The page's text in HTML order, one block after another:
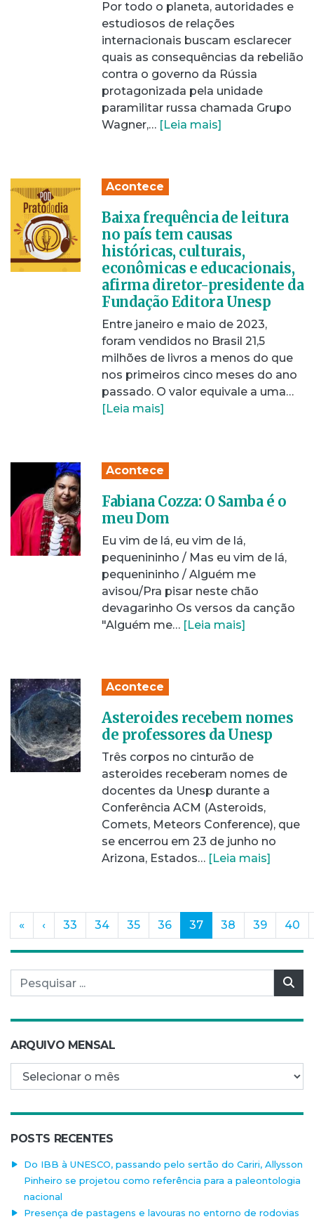
Por todo o planeta, autoridades e
estudiosos de relações
internacionais buscam esclarecer
quais as consequências da rebelião
contra o governo da Rússia
protagonizada pela unidade
paramilitar russa chamada Grupo
Wagner,… [Leia mais]
Acontece
Baixa frequência de leitura
no país tem causas
históricas, culturais,
econômicas e educacionais,
afirma diretor-presidente da
Fundação Editora Unesp
Entre janeiro e maio de 2023,
foram vendidos no Brasil 21,5
milhões de livros a menos do que
nos primeiros cinco meses do ano
passado. O valor equivale a uma…
[Leia mais]
Acontece
Fabiana Cozza: O Samba é o
meu Dom
Eu vim de lá, eu vim de lá,
pequenininho / Mas eu vim de lá,
pequenininho / Alguém me
avisou/Pra pisar neste chão
devagarinho Os versos da canção
"Alguém me… [Leia mais]
Acontece
Asteroides recebem nomes
de professores da Unesp
Três corpos no cinturão de
asteroides receberam nomes de
docentes da Unesp durante a
Conferência ACM (Asteroids,
Comets, Meteors Conference), que
se encerrou em 23 de junho no
Arizona, Estados… [Leia mais]
« ‹ 33 34 35 36 37(current)
38 39 40
Pesquisar por:
ARQUIVO MENSAL
Arquivo mensal
POSTS RECENTES
Do IBB à UNESCO, passando pelo sertão do Cariri, Allysson
Pinheiro se projetou como referência para a paleontologia
nacional
Presença de pastagens e lavouras no entorno de rodovias